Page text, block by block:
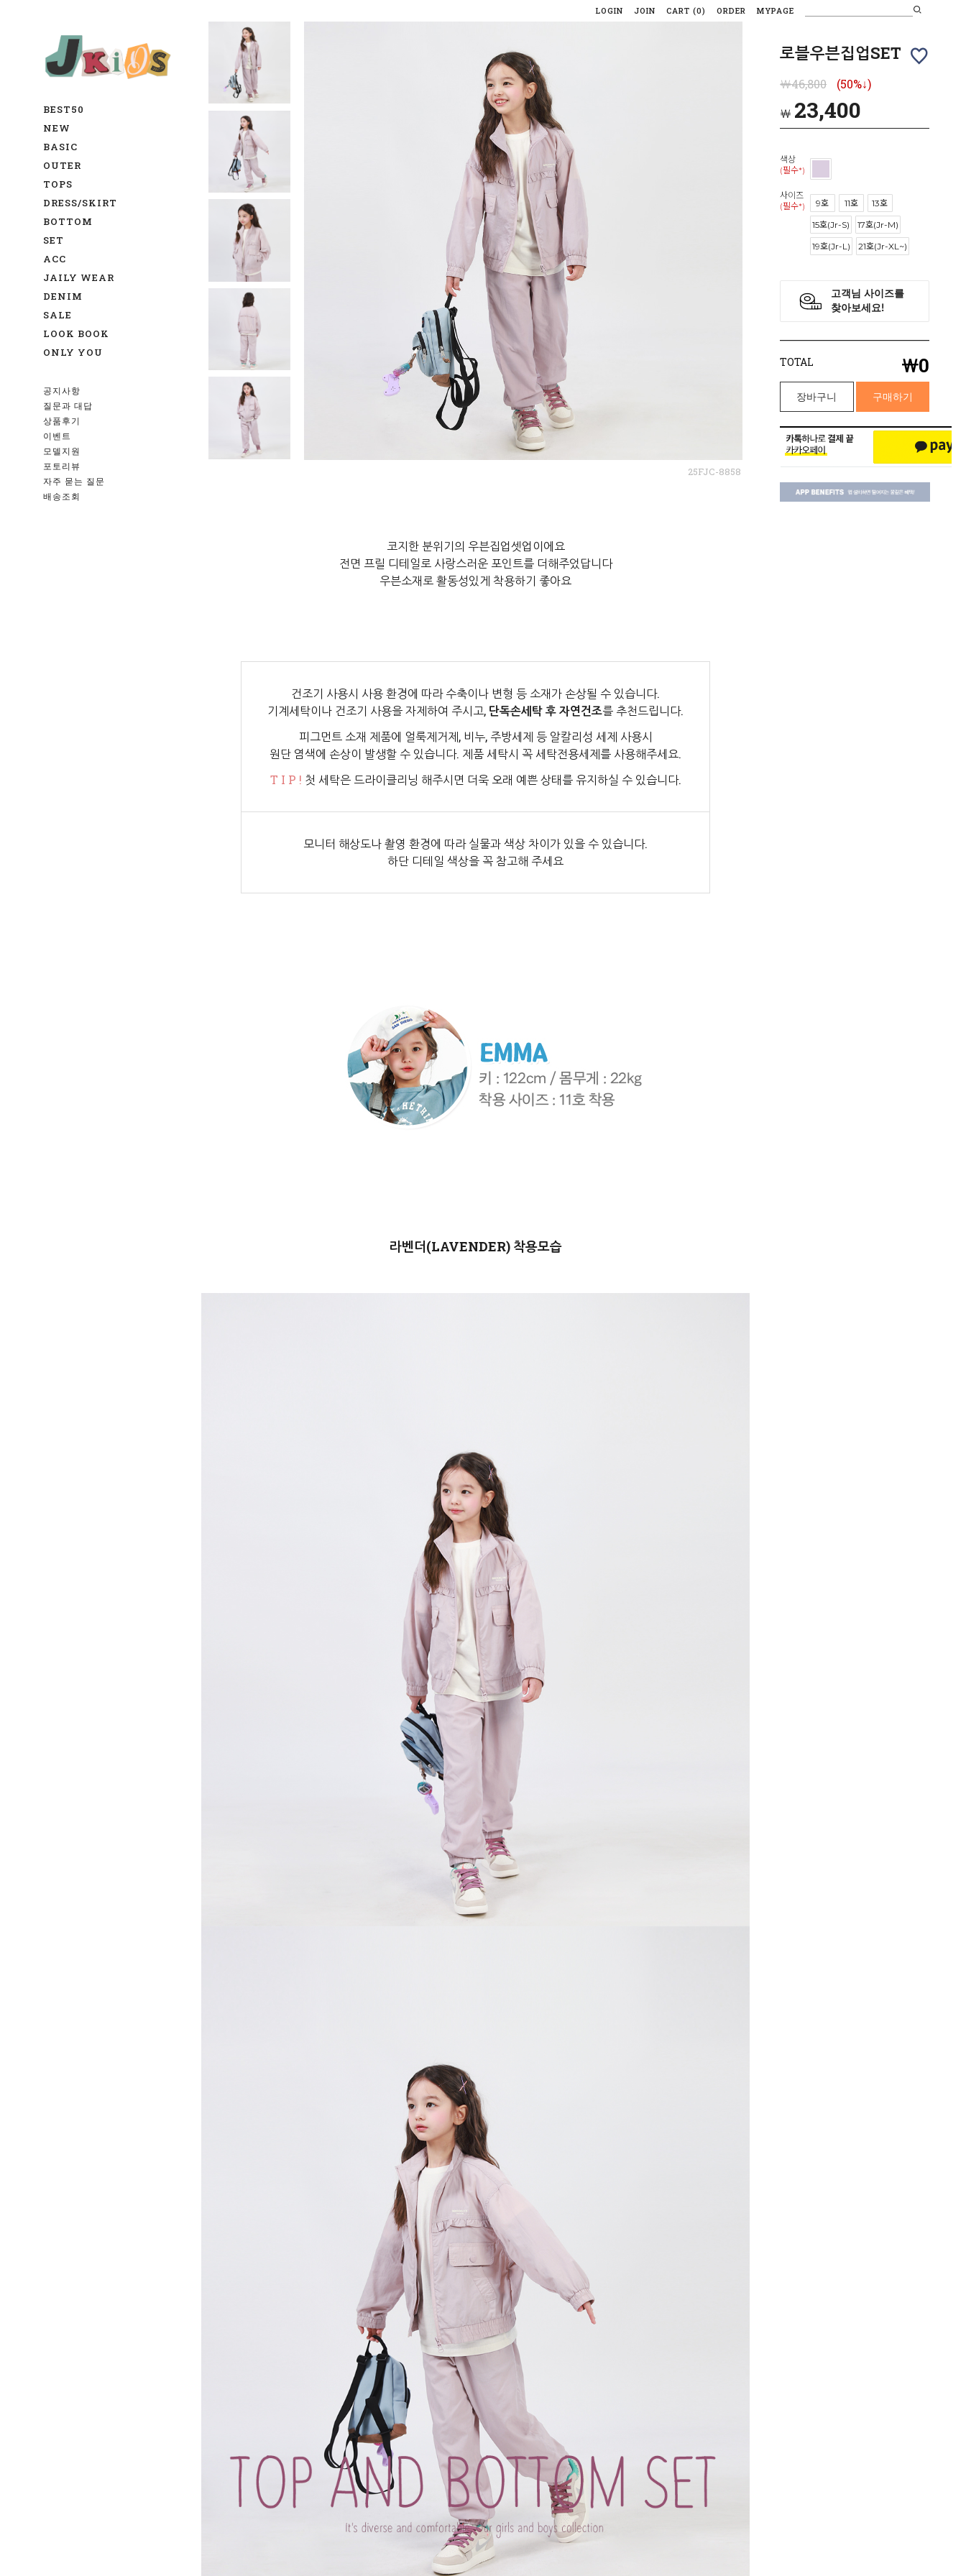
LOGIN JOIN CART (0) ORDER MYPAGE
BEST50
NEW
BASIC
OUTER
TOPS
DRESS/SKIRT
BOTTOM
SET
ACC
JAILY WEAR
DENIM
SALE
LOOK BOOK
ONLY YOU
공지사항
질문과 대답
상품후기
이벤트
모델지원
포토리뷰
자주 묻는 질문
배송조회
25FJC-8858
코지한 분위기의 우븐집업셋업이에요
전면 프릴 디테일로 사랑스러운 포인트를 더해주었답니다
우븐소재로 활동성있게 착용하기 좋아요
건조기 사용시 사용 환경에 따라 수축이나 변형 등 소재가 손상될 수 있습니다.
기계세탁이나 건조기 사용을 자제하여 주시고, 단독손세탁 후 자연건조를 추천드립니다.
피그먼트 소재 제품에 얼룩제거제, 비누, 주방세제 등 알칼리성 세제 사용시
원단 염색에 손상이 발생할 수 있습니다. 제품 세탁시 꼭 세탁전용세제를 사용해주세요.
T I P ! 첫 세탁은 드라이클리닝 해주시면 더욱 오래 예쁜 상태를 유지하실 수 있습니다.
모니터 해상도나 촬영 환경에 따라 실물과 색상 차이가 있을 수 있습니다.
하단 디테일 색상을 꼭 참고해 주세요
라벤더(LAVENDER)
로블우븐집업SET
￦46,800
(50%↓)
￦ 23,400
색상
(필수*)
사이즈
(필수*)
9호 11호
13호
15호(Jr-S)
17호(Jr-M)
19호(Jr-L)
21호(Jr-XL~)
TOTAL ￦0
장바구니 구매하기